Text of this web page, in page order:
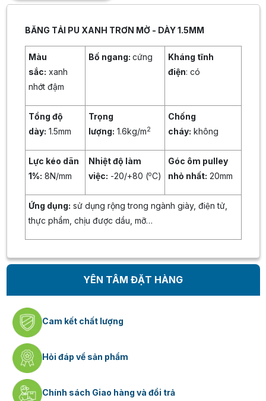
BĂNG TẢI PU XANH TRƠN MỜ - DÀY 1.5MM
Màu
sắc: xanh
nhớt đậm
Bố ngang: cứng
Kháng tĩnh
điện: có
Tổng độ
dày: 1.5mm
Trọng
lượng: 1.6kg/m2
Chống
cháy: không
Lực kéo dãn
1%: 8N/mm
Nhiệt độ làm
việc: -20/+80 (oC)
Góc ôm pulley
nhỏ nhất: 20mm
Ứng dụng: sử dụng rộng trong ngành giày, điện tử,
thực phẩm, chịu được dầu, mỡ…
YÊN TÂM ĐẶT HÀNG
Cam kết chất lượng
Hỏi đáp về sản phẩm
Chính sách Giao hàng và đổi trả